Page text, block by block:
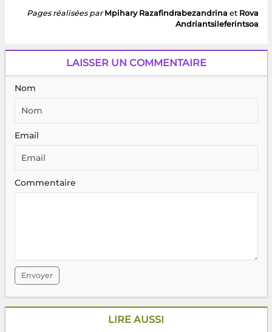
Pages réalisées par Mpihary Razafindrabezandrina et Rova
Andriantsileferintsoa
LAISSER UN COMMENTAIRE
Nom
Email
Commentaire
Envoyer
LIRE AUSSI